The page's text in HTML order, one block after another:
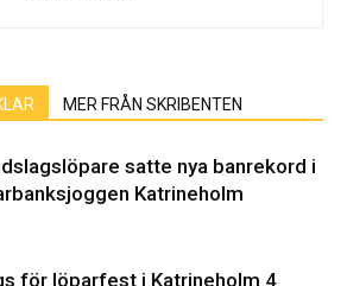
MER FRÅN SKRIBENTEN
satte nya banrekord i
Katrineholm
för löparfest i Katrineholm 4